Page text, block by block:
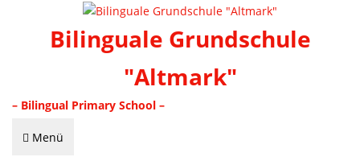
Bilinguale Grundschule
"Altmark"
– Bilingual Primary School –
Menü